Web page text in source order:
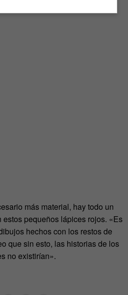
más material, hay todo un
pequeños lápices rojos. «Es
hechos con los restos de
que sin esto, las historias de los
no existirían».